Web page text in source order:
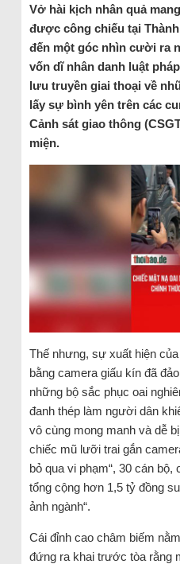
Vở hài kịch nhân quả
được công chiếu tại
đến một góc nhìn cười ra
vốn dĩ nhân danh luật
lưu truyền giai thoại về
lấy sự bình yên trên các
Cảnh sát giao thông
miện.
Thế nhưng, sự xuất hiện
bằng camera giấu kín đã
những bộ sắc phục oai
đanh thép làm người dân
vô cùng mong manh và dễ
chiếc mũ lưỡi trai gắn
bỏ qua vi phạm“, 30 cán bộ,
tổng cộng hơn 1,5 tỷ đồng
ảnh ngành“.
Cái đỉnh cao châm biếm
đứng ra khai trước tòa rằng